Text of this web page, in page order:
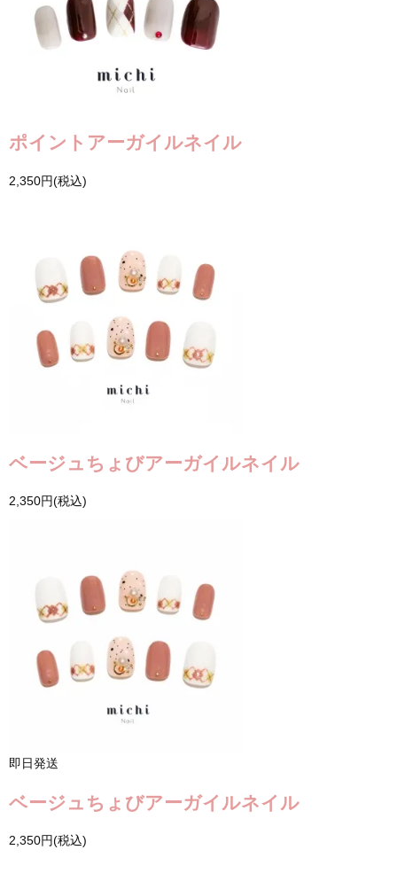
ポイントアーガイルネイル
2,350円(税込)
ベージュちょびアーガイルネイル
2,350円(税込)
即日発送
ベージュちょびアーガイルネイル
2,350円(税込)